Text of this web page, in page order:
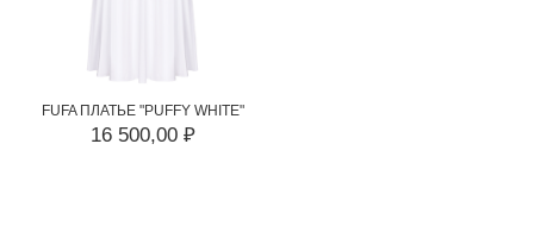
FUFA ПЛАТЬЕ "PUFFY WHITE"
16 500,00 ₽